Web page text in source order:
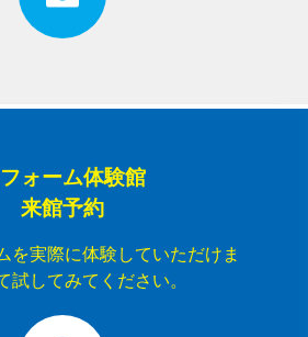
ォーム体験館
来館予約
を実際に体験していただけま
してみてください。